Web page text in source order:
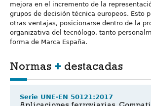
mejora en el incremento de la
grupos de decisión técnica europeos. Esto
otras ventajas, posicionarse dentro de la
organizativa del tecnólogo, tanto
forma de Marca España.
Normas + destacadas
Serie UNE-EN 50121:2017